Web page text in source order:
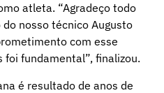
atleta. “Agradeço todo
nosso técnico Augusto
com esse
fundamental”, finalizou.
é resultado de anos de